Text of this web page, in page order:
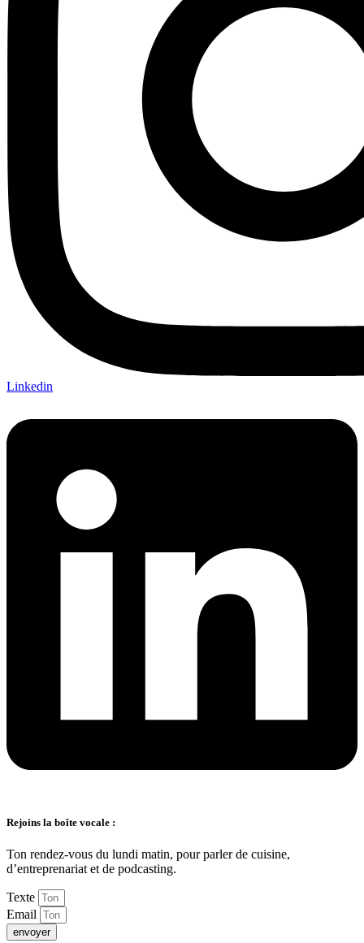
Linkedin
Rejoins la boîte vocale :
Ton rendez-vous du lundi matin, pour parler de cuisine,
d’entreprenariat et de podcasting.
Texte
Email
envoyer